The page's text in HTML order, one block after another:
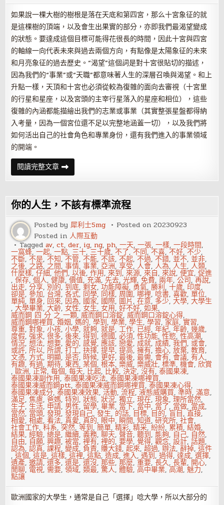
如果說一棵大樹的樹根是落在天底和第四宮，那么十宮象征的就
是這棵樹的頂端，以及會生出果實的部分，亦即我們最渴望變成
的狀態。要達成這個目標可能得花很長的時間，因此十宮與四宮
的軸線一向代表未來與過去兩個方向，有點像是太陽象征的未來
和月亮象征的過去歷史。“渴望”這個詞是對十宮很貼切的描述，
因為我們的“事業”或“天職”都意味著人生的深層召喚與渴望。和上
升點一樣，天頂和十宮也必須從較為復雜的面向去審視（十宮里
的行星和星座，以及宮頭的主宰行星落入的星座和相位），這些
復雜的內涵都能描繪出我們的志業或事業（其實整張星盤都得納
入考量，因為一個宮位還不足以完整地涵蓋一切），以及我們將
如何活出自己的社會角色和專業身份，還有我們進入的事業領域
的開端。
閱讀完整文章星
座
與
位
的
關
系
——
巨
蟹
座
十
宮
你的人生，不該有標準流程
Posted by犀利士5mg Posted on20230923
Posted in人際互動
Taggedav,ct,der, ig, ng, ph,一天,一張,一樣,一段時間,
一窩蜂,一起,一點, 三十,三十歲,不了,不同,不喜,不好,不少,
不斷,不是,不知,不管,不能,不該,不起,不過,不錯,並不,並非,
之後, 之路, 之間,事情,事業,亞洲,享受,人會,人為,人生,人類,
什麼樣,仔細,他們,以後,作用,來到,來源,來自,來說,便宜,促進
,保存,個人,健康,價值, 充滿,先去,光輝,免費, 兩年,公司,再說,
出走,分享, 別的, 到底,剩女,功能障礙, 勇氣,勝利,十歲, 印度,
卻是,參加, 台灣,各式, 同學, 同樣,周圍, 哪裡, 唸書,喜歡,單位,
單純,單身, 回來, 因為, 國家, 國際, 圖片,在意, 多少,大學,大學生
,大學畢業,大齡,女性,女生,女用,好不好,如果,
威而鋼 四 分 之 一顆,威而鋼口溶錠,威而鋼口溶錠心得,
威而鋼哪裡買,婚姻,媽的,學到,學業,學生,學習, 家庭,實習,
尊重,對象,小孩,小學,就夠,就是,工作, 已經,年紀,年齡,幾歲,
度假,強求,很多,後來,得到,德國,必須,性功能,性慾,性高潮,
情況,想法,想要, 愛的,感覺,應該,戀愛, 成就, 成績,我們, 或會,
或許,所以,所謂,打工,抉擇,提早,提高,擁有,擔心,放棄,教育,
文憑, 方式, 明顯,是否, 時候, 更好,最後,最需, 會有, 會議,有人,
有趣,有過,期待,東西,某個,根本,樂威,樂威壯,標準,機會,欣賞
,歐洲,正常,每個,每天, 比起, 比較,決定,沒有,泰國果凍,
泰國果凍副作用,泰國果凍吃法,泰國果凍哪裡買,
泰國果凍威而鋼ptt,泰國果凍威而鋼哪裡買,泰國果凍心得,
泰國果凍成分,泰國果凍效果,活動,流程,液態威購買,準時,滿意,
滿足,焦慮,爸媽,特別,狀態,狀況,獨立,現在,現象,理所當然,
生子,生活, 申請, 男性, 留學,畢業, 當下, 當中, 當了, 當做, 當成,
當然, 當頭,發現,發現自己,發生, 的話, 目標, 目的,盲目,直接,
相愛,相處,看法,真愛,真的, 眼中, 瞬間,知道,研究所,社會,
社會工作,科系,突然,等到,簡單,精彩,精采,紛紛, 累積,結婚,
結果,經驗,總是,繼續,義務,聊天,聲音,聽到, 能夠, 自己, 自然,
自由, 自願,興趣,被當,裡有,裡的,要學, 覺得,觀念,設計,話題,
認為,認真,課程,變成, 負責, 賺大錢,起來,超過,辦法, 辭掉,這件
,這個,這是,這樣,這裡,這點,造成,進入,遇到,過得,達成,選擇,
遺產,邀請,還多,還是,還沒,那些,那麼,重要,長久,長輩, 開心,
閒聊, 電視, 需要,領域,類最,驚人,體驗,高中畢業,高潮, 魅力,
點讓
歐洲國家的大學生，通常是自己「選擇」唸大學，所以大部分的